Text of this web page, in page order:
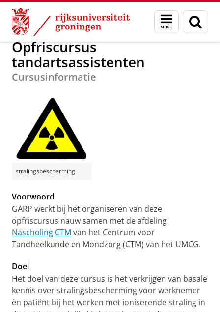
Skip
Content
Skip
Navigation
Menu
en
zoeken
Onderwijs Stralingsbescherming
Opfriscursus
tandartsassistenten
Cursusinformatie
stralingsbescherming
Voorwoord
GARP werkt bij het organiseren van deze
opfriscursus nauw samen met de afdeling
Nascholing CTM van het Centrum voor
Tandheelkunde en Mondzorg (CTM) van het UMCG.
Doel
Het doel van deze cursus is het verkrijgen van basale
kennis over stralingsbescherming voor werknemer
èn patiënt bij het werken met ioniserende straling in